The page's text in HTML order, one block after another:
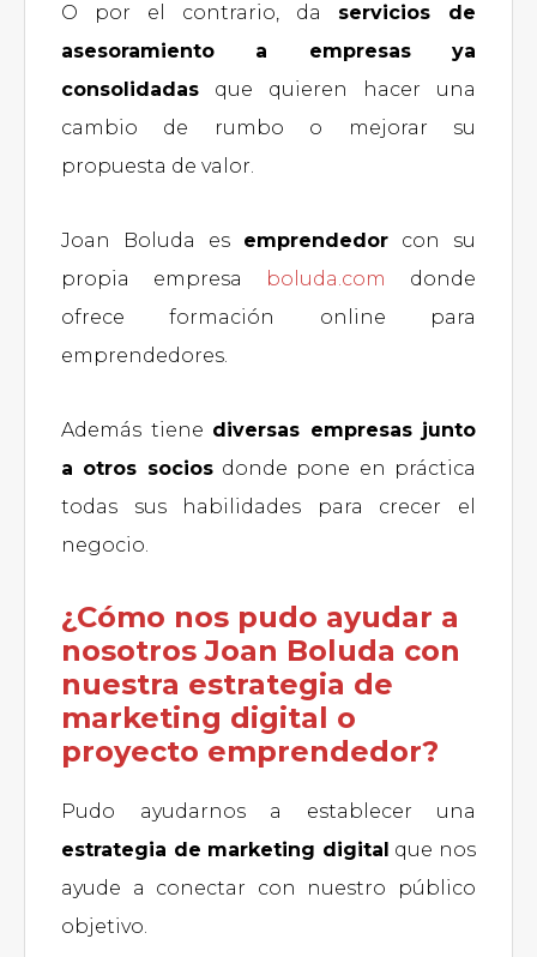
O por el contrario, da servicios de
asesoramiento a empresas ya
consolidadas que quieren hacer una
cambio de rumbo o mejorar su
propuesta de valor.
Joan Boluda es emprendedor con su
propia empresa
boluda.com
donde
ofrece formación online para
emprendedores.
Además tiene diversas empresas junto
a otros sociosdonde pone en práctica
todas sus habilidades para crecer el
negocio.
¿Cómo nos pudo ayudar a
nosotros Joan Boluda con
nuestra estrategia de
marketing digital o
proyecto emprendedor?
Pudo ayudarnos a establecer una
estrategia de marketing digital que nos
ayude a conectar con nuestro público
objetivo.